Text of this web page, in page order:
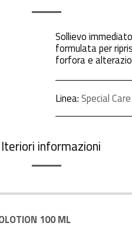
Sollievo
formulata per
forfora e
Linea: Special Care
informazioni
100 ML